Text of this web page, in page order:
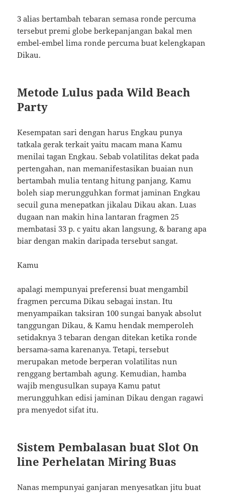
3 alias bertambah tebaran semasa ronde percuma
tersebut premi globe berkepanjangan bakal men
embel-embel lima ronde percuma buat kelengkapan
Dikau.
Metode Lulus pada Wild Beach
Party
Kesempatan sari dengan harus Engkau punya
tatkala gerak terkait yaitu macam mana Kamu
menilai tagan Engkau. Sebab volatilitas dekat pada
pertengahan, nan memanifestasikan buaian nun
bertambah mulia tentang hitung panjang, Kamu
boleh siap merungguhkan format jaminan Engkau
secuil guna menepatkan jikalau Dikau akan. Luas
dugaan nan makin hina lantaran fragmen 25
membatasi 33 p. c yaitu akan langsung, & barang apa
biar dengan makin daripada tersebut sangat.
Kamu
apalagi mempunyai preferensi buat mengambil
fragmen percuma Dikau sebagai instan. Itu
menyampaikan taksiran 100 sungai banyak absolut
tanggungan Dikau, & Kamu hendak memperoleh
setidaknya 3 tebaran dengan ditekan ketika ronde
bersama-sama karenanya. Tetapi, tersebut
merupakan metode berperan volatilitas nun
renggang bertambah agung. Kemudian, hamba
wajib mengusulkan supaya Kamu patut
merungguhkan edisi jaminan Dikau dengan ragawi
pra menyedot sifat itu.
Sistem Pembalasan buat Slot On
line Perhelatan Miring Buas
Nanas mempunyai ganjaran menyesatkan jitu buat